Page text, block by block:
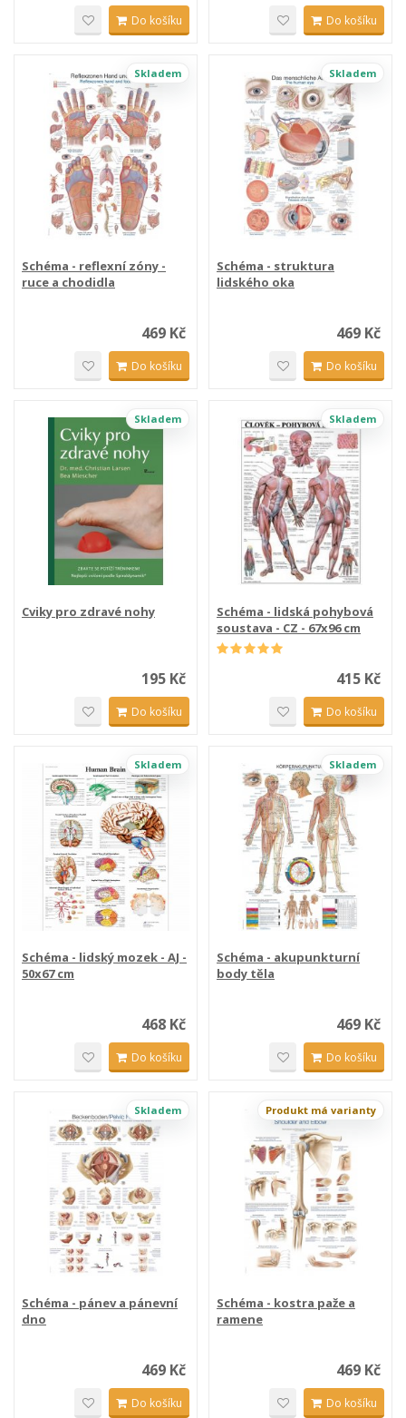
Do košíku Do košíku
Skladem
Schéma - reflexní zóny -
ruce a chodidla
469 Kč
Do košíku
Skladem
Schéma - struktura
lidského oka
469 Kč
Do košíku
Skladem
Cviky pro zdravé nohy
195 Kč
Do košíku
Skladem
Schéma - lidská pohybová
soustava - CZ - 67x96 cm
415 Kč
Do košíku
Skladem
Schéma - lidský mozek - AJ -
50x67 cm
468 Kč
Do košíku
Skladem
Schéma - akupunkturní
body těla
469 Kč
Do košíku
Skladem
Schéma - pánev a pánevní
dno
469 Kč
Do košíku
Produkt má varianty
Schéma - kostra paže a
ramene
469 Kč
Do košíku